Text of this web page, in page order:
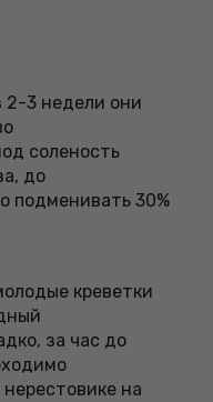
2-3 недели они
соленость
до
подменивать 30%
креветки
за час до
на